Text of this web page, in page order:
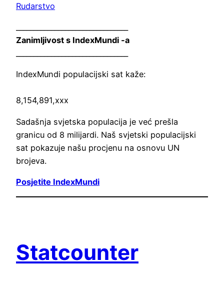
Rudarstvo
Zanimljivost s IndexMundi -a
IndexMundi populacijski sat kaže:
8,154,891,xxx
Sadašnja svjetska populacija je već prešla
granicu od 8 milijardi. Naš svjetski populacijski
sat pokazuje našu procjenu na osnovu UN
brojeva.
Posjetite IndexMundi
Statcounter